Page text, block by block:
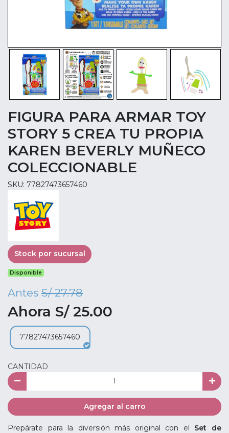
FIGURA PARA ARMAR TOY
STORY 5 CREA TU PROPIA
KAREN BEVERLY MUÑECO
COLECCIONABLE
SKU: 77827473657460
Stock por sucursal
Disponible
Antes S/ 27.78
Ahora S/ 25.00
77827473657460
CANTIDAD
Agregar al carro
Prepárate para la diversión más original con el Set de